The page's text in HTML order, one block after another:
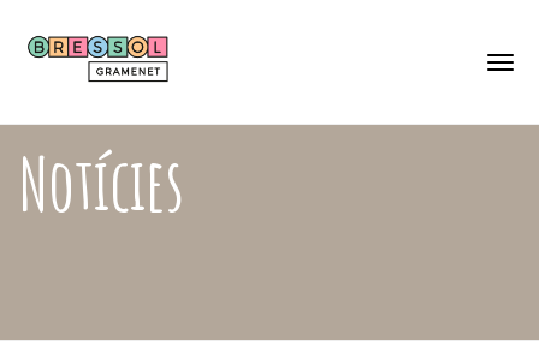
main
Notícies